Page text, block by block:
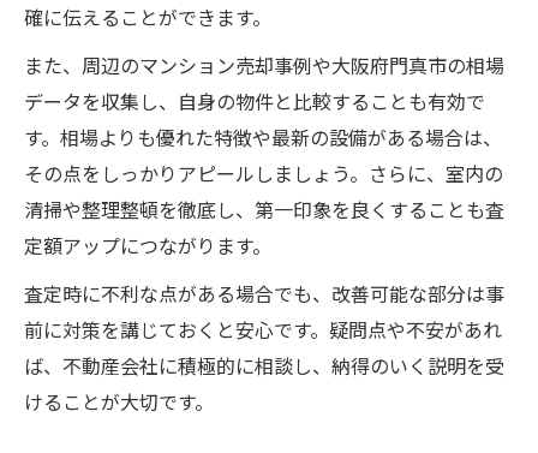
確に伝えることができます。
また、周辺のマンション売却事例や大阪府門真市の相場
データを収集し、自身の物件と比較することも有効で
す。相場よりも優れた特徴や最新の設備がある場合は、
その点をしっかりアピールしましょう。さらに、室内の
清掃や整理整頓を徹底し、第一印象を良くすることも査
定額アップにつながります。
査定時に不利な点がある場合でも、改善可能な部分は事
前に対策を講じておくと安心です。疑問点や不安があれ
ば、不動産会社に積極的に相談し、納得のいく説明を受
けることが大切です。